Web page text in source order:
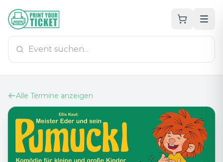
Zum Hauptinhalt
PrintYourTicket
Alle Termine anzeigen